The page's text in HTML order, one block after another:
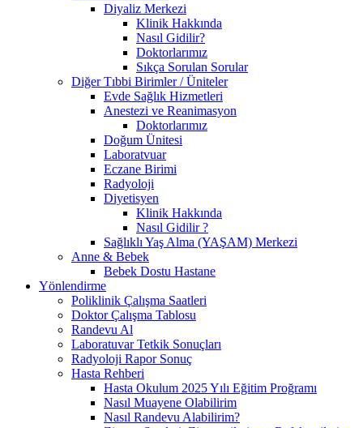
Diyaliz Merkezi
Klinik Hakkında
Nasıl Gidilir?
Doktorlarımız
Sıkça Sorulan Sorular
Diğer Tıbbi Birimler / Üniteler
Evde Sağlık Hizmetleri
Anestezi ve Reanimasyon
Doktorlarımız
Doğum Ünitesi
Laboratvuar
Eczane Birimi
Radyoloji
Diyetisyen
Klinik Hakkında
Nasıl Gidilir ?
Sağlıklı Yaş Alma (YAŞAM) Merkezi
Anne & Bebek
Bebek Dostu Hastane
Yönlendirme
Poliklinik Çalışma Saatleri
Doktor Çalışma Tablosu
Randevu Al
Laboratuvar Tetkik Sonuçları
Radyoloji Rapor Sonuç
Hasta Rehberi
Hasta Okulum 2025 Yılı Eğitim Proğramı
Nasıl Muayene Olabilirim
Nasıl Randevu Alabilirim?